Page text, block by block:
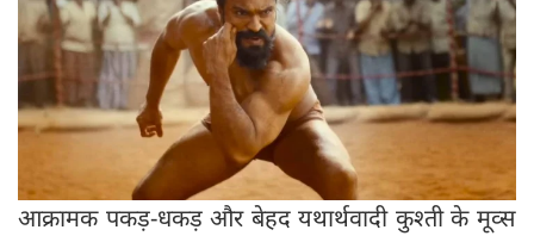
आक्रामक पकड़-धकड़ और बेहद यथार्थवादी कुश्ती के मूव्स